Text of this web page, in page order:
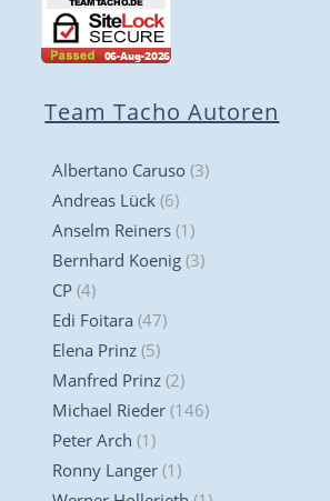
Team Tacho Autoren
Albertano Caruso (3)
Andreas Lück (6)
Anselm Reiners (1)
Bernhard Koenig (3)
CP (4)
Edi Foitara (47)
Elena Prinz (5)
Manfred Prinz (2)
Michael Rieder (146)
Peter Arch (1)
Ronny Langer (1)